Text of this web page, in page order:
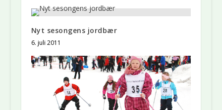
Nyt sesongens jordbær
6. juli 2011